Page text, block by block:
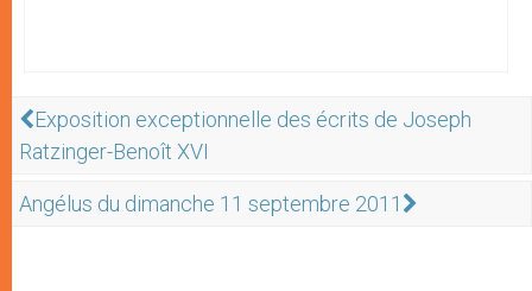
Exposition exceptionnelle des écrits de Joseph
Ratzinger-Benoît XVI
Angélus du dimanche 11 septembre 2011